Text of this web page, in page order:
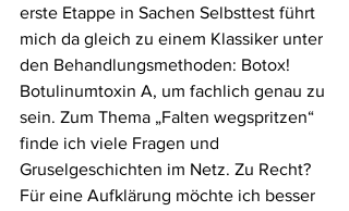
erste Etappe in Sachen Selbsttest führt
mich da gleich zu einem Klassiker unter
den Behandlungsmethoden: Botox!
Botulinumtoxin A, um fachlich genau zu
sein. Zum Thema „Falten wegspritzen“
finde ich viele Fragen und
Gruselgeschichten im Netz. Zu Recht?
Für eine Aufklärung möchte ich besser